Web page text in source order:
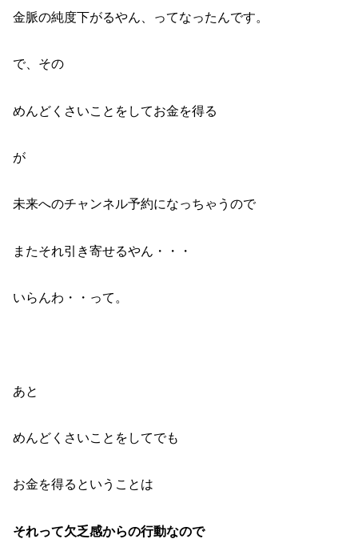
金脈の純度下がるやん、ってなったんです。
で、その
めんどくさいことをしてお金を得る
が
未来へのチャンネル予約になっちゃうので
またそれ引き寄せるやん・・・
いらんわ・・って。
あと
めんどくさいことをしてでも
お金を得るということは
それって欠乏感からの行動なので